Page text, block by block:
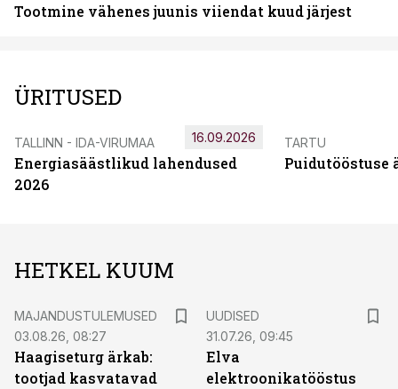
Tootmine vähenes juunis viiendat kuud järjest
ÜRITUSED
TALLINN - IDA-VIRUMAA
Energiasäästlikud lahendused
2026
16.09.2026 TARTU
Puidutööstuse
HETKEL KUUM
MAJANDUSTULEMUSED
03.08.26, 08:27
Haagiseturg ärkab:
tootjad kasvatavad
UUDISED
31.07.26, 09:45
Elva
elektroonikatööstus